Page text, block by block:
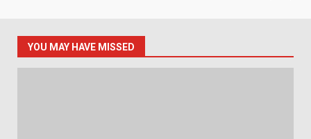
YOU MAY HAVE MISSED